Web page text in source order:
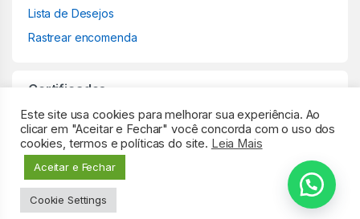
Lista de Desejos
Rastrear encomenda
Certificados
Este site usa cookies para melhorar sua experiência. Ao
clicar em "Aceitar e Fechar" você concorda com o uso dos
cookies, termos e políticas do site. Leia Mais
Aceitar e Fechar
Cookie Settings